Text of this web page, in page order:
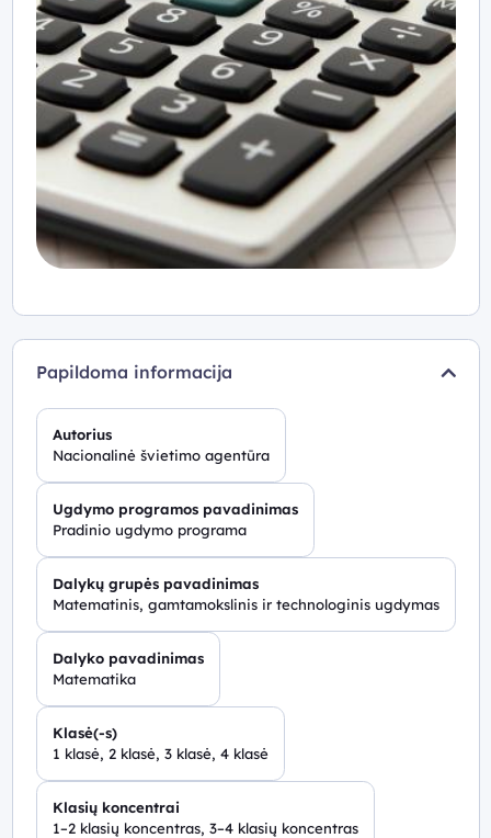
Papildoma informacija
Autorius
Nacionalinė švietimo agentūra
Ugdymo programos pavadinimas
Pradinio ugdymo programa
Dalykų grupės pavadinimas
Matematinis, gamtamokslinis ir technologinis ugdymas
Dalyko pavadinimas
Matematika
Klasė(-s)
1 klasė, 2 klasė, 3 klasė, 4 klasė
Klasių koncentrai
1–2 klasių koncentras, 3–4 klasių koncentras